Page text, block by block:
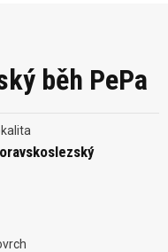
běh PePa